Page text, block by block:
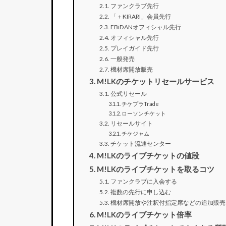
ファンクラブ先行
「＋KIRARI」会員先行
EBiDANオフィシャル先行
オフィシャル先行
プレイガイド先行
一般発売
機材席開放販売
M!LKのチケットリセールサービス
公式リセール
チケプラTrade
ローソンチケット
リセールサイト
チケジャム
チケット流通センター
M!LKのライブチケットの値段
M!LKのライブチケットを取るコツ
ファンクラブに入会する
複数の先行に申し込む
機材席開放や注釈付指定席などの追加販
M!LKのライブチケット倍率